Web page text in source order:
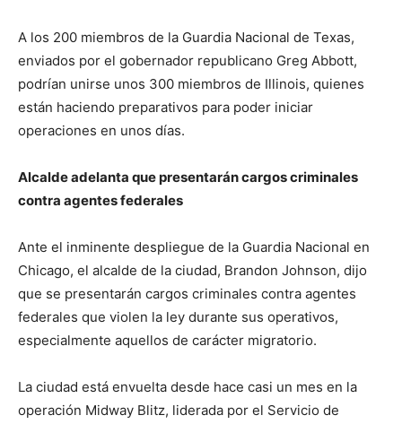
A los 200 miembros de la Guardia Nacional de Texas,
enviados por el gobernador republicano Greg Abbott,
podrían unirse unos 300 miembros de Illinois, quienes
están haciendo preparativos para poder iniciar
operaciones en unos días.
Alcalde adelanta que presentarán cargos criminales
contra agentes federales
Ante el inminente despliegue de la Guardia Nacional en
Chicago, el alcalde de la ciudad, Brandon Johnson, dijo
que se presentarán cargos criminales contra agentes
federales que violen la ley durante sus operativos,
especialmente aquellos de carácter migratorio.
La ciudad está envuelta desde hace casi un mes en la
operación Midway Blitz, liderada por el Servicio de